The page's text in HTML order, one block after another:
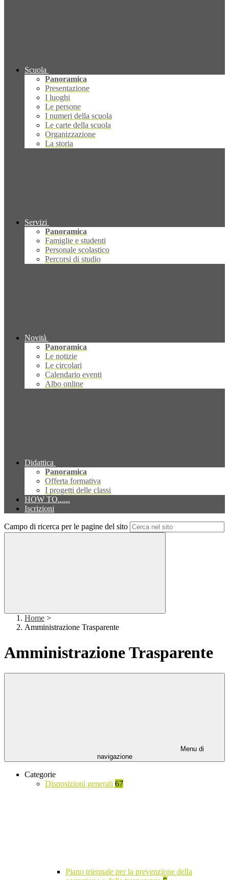
Scuola
Panoramica
Presentazione
I luoghi
Le persone
I numeri della scuola
Le carte della scuola
Organizzazione
La storia
Servizi
Panoramica
Famiglie e studenti
Personale scolastico
Percorsi di studio
Novità
Panoramica
Le notizie
Le circolari
Calendario eventi
Albo online
Didattica
Panoramica
Offerta formativa
I progetti delle classi
HOW TO......
Iscrizioni
Campo di ricerca per le pagine del sito
Home >
Amministrazione Trasparente
Amministrazione Trasparente
Menu di
navigazione
Categorie
Disposizioni generali 67
Piano triennale per la prevenzione della